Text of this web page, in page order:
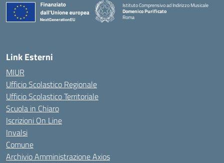
Istituto Comprensivo ad Indirizzo Musicale
Domenico Purificato
Roma
Link Esterni
MIUR
Ufficio Scolastico Regionale
Ufficio Scolastico Territoriale
Scuola in Chiaro
Iscrizioni On Line
Invalsi
Comune
Archivio Amministrazione Axios